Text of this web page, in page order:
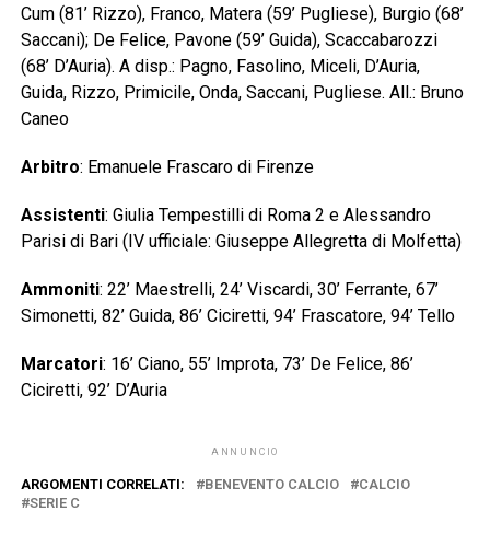
Cum (81’ Rizzo), Franco, Matera (59’ Pugliese), Burgio (68’
Saccani); De Felice, Pavone (59’ Guida), Scaccabarozzi
(68’ D’Auria). A disp.: Pagno, Fasolino, Miceli, D’Auria,
Guida, Rizzo, Primicile, Onda, Saccani, Pugliese. All.: Bruno
Caneo
Arbitro: Emanuele Frascaro di Firenze
Assistenti: Giulia Tempestilli di Roma 2 e Alessandro
Parisi di Bari (IV ufficiale: Giuseppe Allegretta di Molfetta)
Ammoniti: 22’ Maestrelli, 24’ Viscardi, 30’ Ferrante, 67’
Simonetti, 82’ Guida, 86’ Ciciretti, 94’ Frascatore, 94’ Tello
Marcatori: 16’ Ciano, 55’ Improta, 73’ De Felice, 86’
Ciciretti, 92’ D’Auria
ANNUNCIO
ARGOMENTI CORRELATI: BENEVENTO CALCIO
CALCIO
SERIE C